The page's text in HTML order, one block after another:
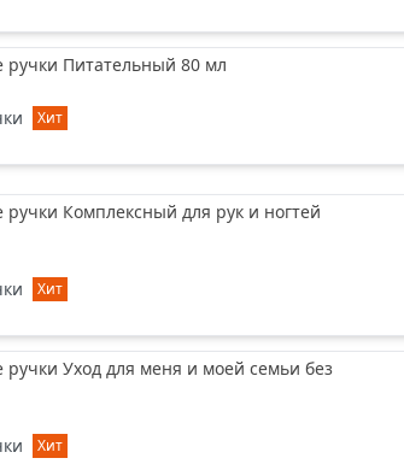
ручки Питательный 80 мл
Хит
Комплексный для рук и ногтей
Хит
Уход для меня и моей семьи без
Хит